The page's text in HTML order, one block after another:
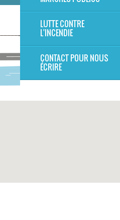
LUTTE CONTRE
L'INCENDIE
CONTACT POUR NOUS
ÉCRIRE